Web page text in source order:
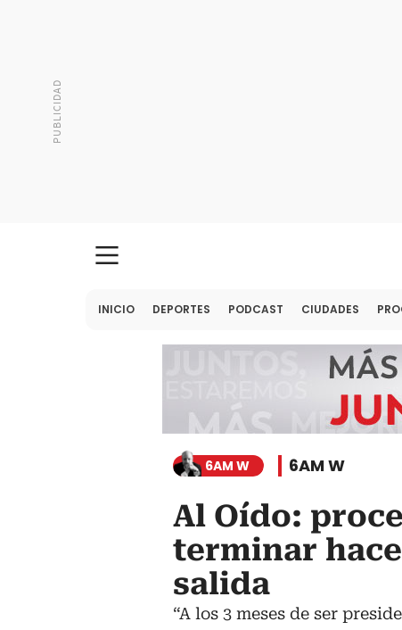
INICIO DEPORTES PODCAST CIUDADES
6AM W 6AM W
Al Oído:
terminar
salida
“A los 3 meses de ser